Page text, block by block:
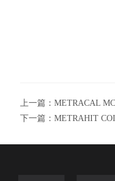
上一篇： METRACAL
下一篇： METRAHIT